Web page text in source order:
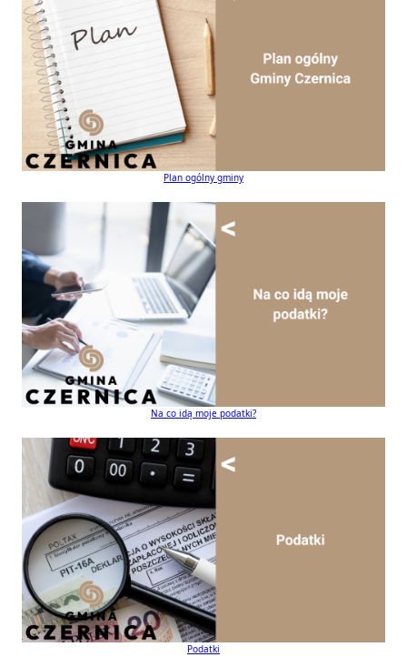
Plan ogólny gminy
Na co idą moje podatki?
Podatki